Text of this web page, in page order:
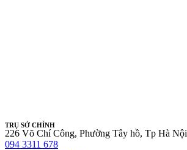
TRỤ SỞ CHÍNH
226 Võ Chí Công, Phường Tây hồ, Tp Hà Nội
094 3311 678